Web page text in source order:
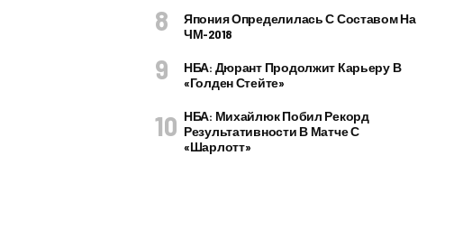
Япония Определилась С Составом На
ЧМ-2018
НБА: Дюрант Продолжит Карьеру В
«Голден Стейте»
НБА: Михайлюк Побил Рекорд
Результативности В Матче С
«Шарлотт»